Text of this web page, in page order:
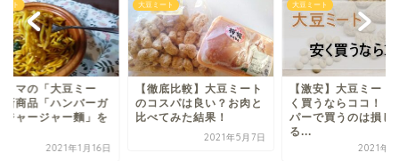
ート
ミマの「大豆ミー
新商品「ハンバーガ
ジャージャー麵」を
2021年1月16日
大豆ミート
【徹底比較】大豆ミート
のコスパは良い？お肉と
比べてみた結果！
2021年5月7日
大豆ミート
【激安】大豆ミート
く買うならココ！｜
パーで買うのは損し
る...
2021年6